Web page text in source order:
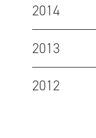
2014
2013
2012